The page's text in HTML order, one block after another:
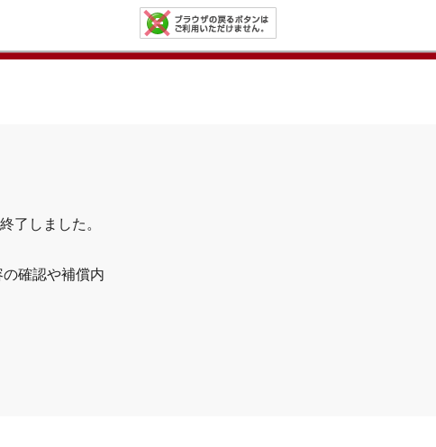
了しました。
確認や補償内